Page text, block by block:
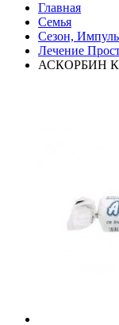
Главная
Семья
Сезон,
Лечение
АСКОРБИН